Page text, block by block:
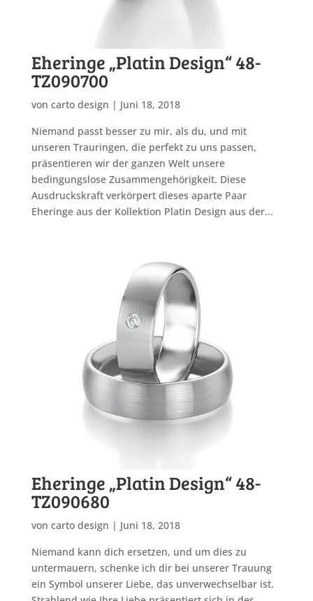
Eheringe „Platin Design“ 48-
TZ090700
von carto design | Juni 18, 2018
Niemand passt besser zu mir, als du, und mit
unseren Trauringen, die perfekt zu uns passen,
präsentieren wir der ganzen Welt unsere
bedingungslose Zusammengehörigkeit. Diese
Ausdruckskraft verkörpert dieses aparte Paar
Eheringe aus der Kollektion Platin Design aus der...
Eheringe „Platin Design“ 48-
TZ090680
von carto design | Juni 18, 2018
Niemand kann dich ersetzen, und um dies zu
untermauern, schenke ich dir bei unserer Trauung
ein Symbol unserer Liebe, das unverwechselbar ist.